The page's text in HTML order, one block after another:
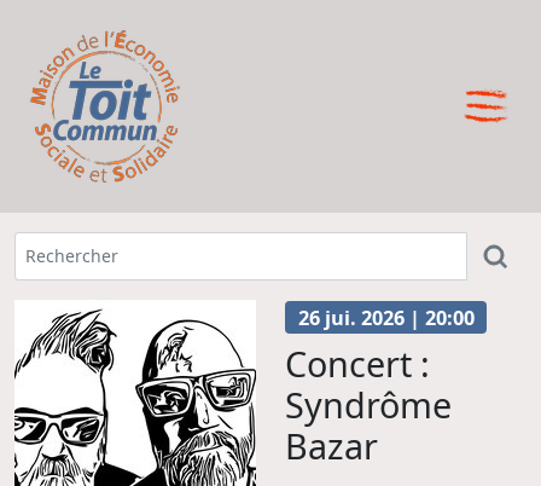
26 jui. 2026 | 20:00
Concert :
Syndrôme
Bazar